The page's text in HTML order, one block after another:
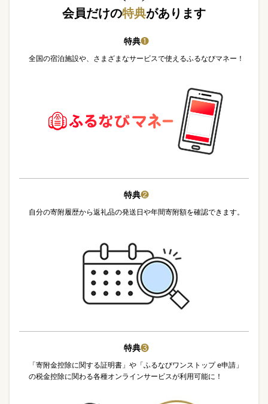
会員だけの特典があります
特典❶
全国の宿泊施設や、さまざまなサービスで使えるふるなびマネー！
特典❷
自分の寄附履歴から返礼品の発送日や年間寄附額を確認できます。
特典❸
「寄附金控除に関する証明書」や「ふるなびワンストップ e申請」
の税金控除に関わる各種オンラインサービスが利用可能に！